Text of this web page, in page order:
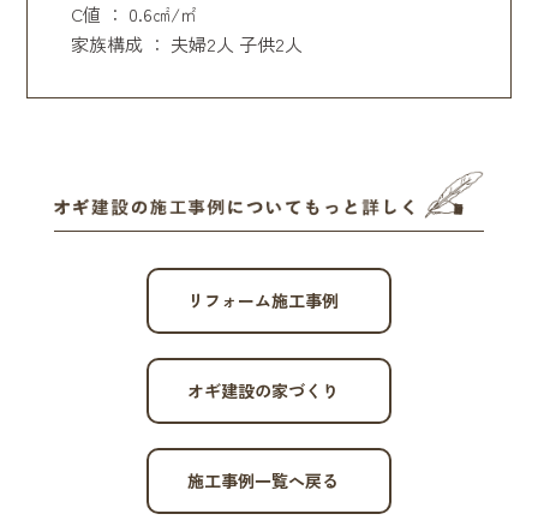
C値 ： 0.6㎠/㎡
家族構成 ： 夫婦2人 子供2人
リフォーム施工事例
オギ建設の家づくり
施工事例一覧へ戻る